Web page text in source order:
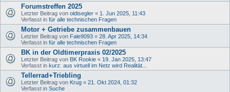
Forumstreffen 2025
Letzter Beitrag von oldisegler « 1. Jun 2025, 11:43
Verfasst in für alle technischen Fragen
Motor + Getriebe zusammenbauen
Letzter Beitrag von Fale9093 « 28. Apr 2025, 14:34
Verfasst in für alle technischen Fragen
BK in der Oldtimerpraxis 02/2025
Letzter Beitrag von BK Rookie « 19. Jan 2025, 13:47
Verfasst in kurz: aus virtuell im Netz wird Realität...
Tellerrad+Triebling
Letzter Beitrag von Krug « 21. Okt 2024, 01:32
Verfasst in Suche